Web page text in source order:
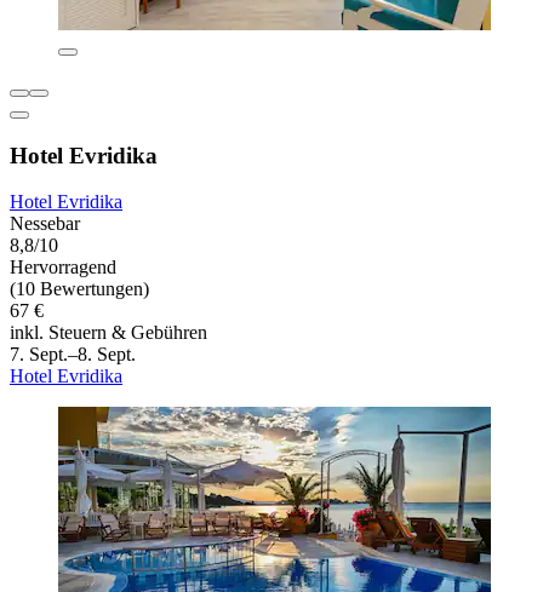
Hotel Evridika
Hotel Evridika
Nessebar
8,8/10
Hervorragend
(10 Bewertungen)
67 €
inkl. Steuern & Gebühren
7. Sept.–8. Sept.
Hotel Evridika